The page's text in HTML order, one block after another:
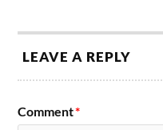
LEAVE A REPLY
Comment*